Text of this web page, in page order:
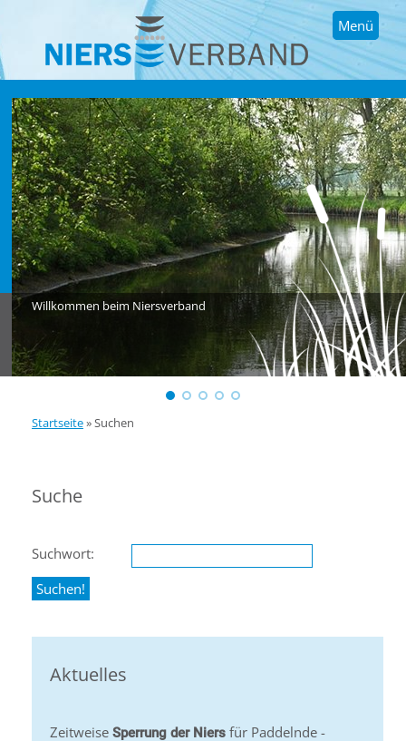
Menü
Willkommen beim Niersverband
Startseite»Suchen
Suche
Suchwort:
Aktuelles
Zeitweise Sperrung der Niers für Paddelnde -